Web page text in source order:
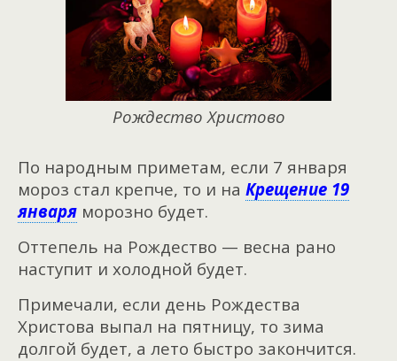
Рождество Христово
По народным приметам, если 7 января
мороз стал крепче, то и на Крещение 19
января морозно будет.
Оттепель на Рождество — весна рано
наступит и холодной будет.
Примечали, если день Рождества
Христова выпал на пятницу, то зима
долгой будет, а лето быстро закончится.